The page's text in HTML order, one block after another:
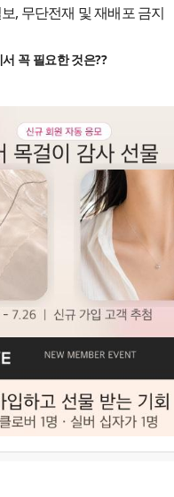
, 무단전재 및 재배포 금지
꼭 필요한 것은??